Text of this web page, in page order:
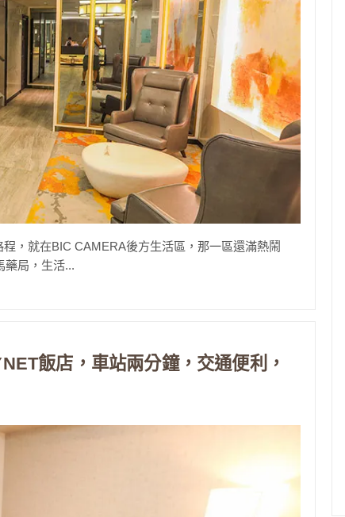
，就在BIC CAMERA後方生活區，那一區還滿熱鬧
藥局，生活...
飯店，車站兩分鐘，交通便利，